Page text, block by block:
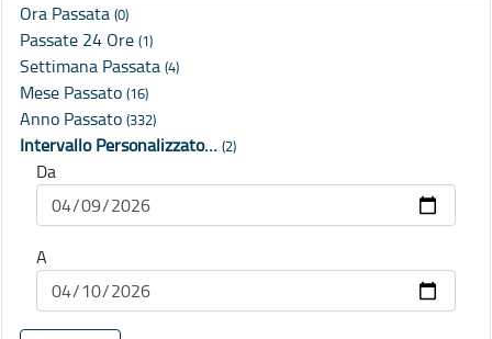
Ora Passata (0)
Passate 24 Ore (1)
Settimana Passata (4)
Mese Passato (16)
Anno Passato (332)
Intervallo Personalizzato… (2)
Da
A